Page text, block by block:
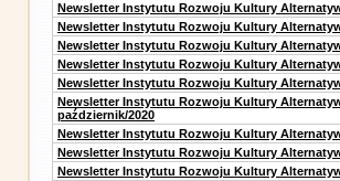
Newsletter Instytutu Rozwoju Kultury
Newsletter Instytutu Rozwoju Kultury
Newsletter Instytutu Rozwoju Kultury
Newsletter Instytutu Rozwoju Kultury
Newsletter Instytutu Rozwoju Kultury
Newsletter Instytutu Rozwoju Kultury
październik/2020
Newsletter Instytutu Rozwoju Kultury
Newsletter Instytutu Rozwoju Kultury
Newsletter Instytutu Rozwoju Kultury